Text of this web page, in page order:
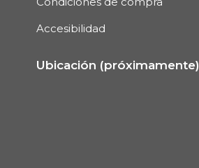
Accesibilidad
Ubicación (próximamente)